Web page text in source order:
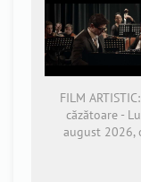
FILM
căzătoare -
august 2026,